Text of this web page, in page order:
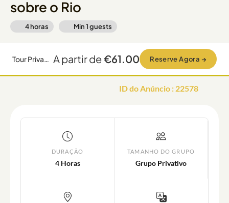
sobre o Rio
4 horas Min1guests
Tour Privado de Bicicleta em Lisboa & Belém com Vistas sobre o Rio A partir de€61.00 Reserve Agora →
ID do Anúncio : 22578
DURAÇÃO
4 Horas
TAMANHO DO GRUPO
Grupo Privativo